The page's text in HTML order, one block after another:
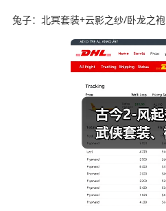
兔子：北冥套装+云影之纱/卧龙之袍